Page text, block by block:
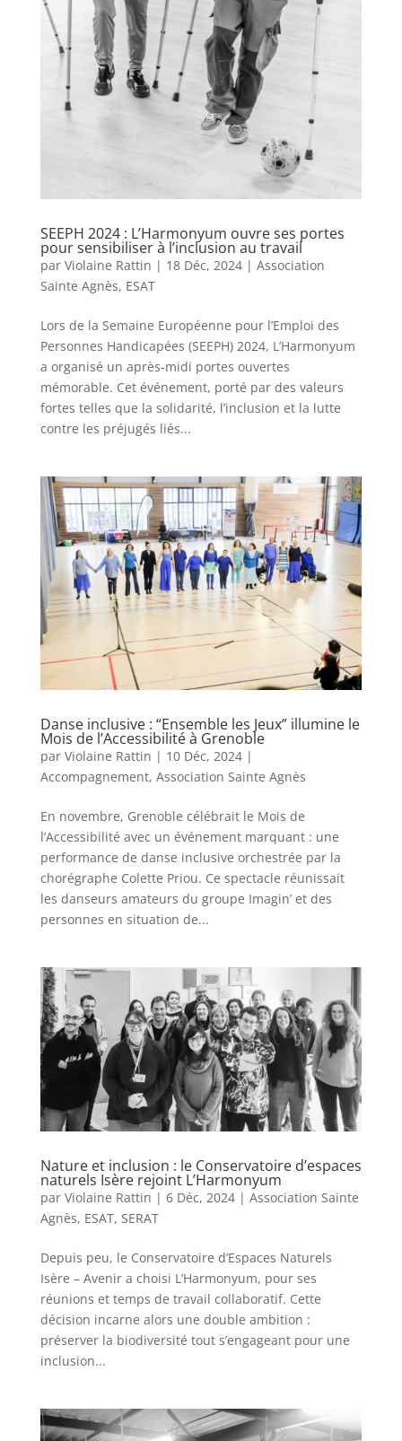
SEEPH 2024 : L’Harmonyum ouvre ses portes
pour sensibiliser à l’inclusion au travail
par Violaine Rattin | 18 Déc, 2024| Association
Sainte Agnès, ESAT
Lors de la Semaine Européenne pour l’Emploi des
Personnes Handicapées (SEEPH) 2024, L’Harmonyum
a organisé un après-midi portes ouvertes
mémorable. Cet événement, porté par des valeurs
fortes telles que la solidarité, l’inclusion et la lutte
contre les préjugés liés...
Danse inclusive : “Ensemble les Jeux” illumine le
Mois de l’Accessibilité à Grenoble
par Violaine Rattin | 10 Déc, 2024|
Accompagnement, Association Sainte Agnès
En novembre, Grenoble célébrait le Mois de
l’Accessibilité avec un événement marquant : une
performance de danse inclusive orchestrée par la
chorégraphe Colette Priou. Ce spectacle réunissait
les danseurs amateurs du groupe Imagin’ et des
personnes en situation de...
Nature et inclusion : le Conservatoire d’espaces
naturels Isère rejoint L’Harmonyum
par Violaine Rattin | 6 Déc, 2024| Association Sainte
Agnès, ESAT, SERAT
Depuis peu, le Conservatoire d’Espaces Naturels
Isère – Avenir a choisi L’Harmonyum, pour ses
réunions et temps de travail collaboratif. Cette
décision incarne alors une double ambition :
préserver la biodiversité tout s’engageant pour une
inclusion...